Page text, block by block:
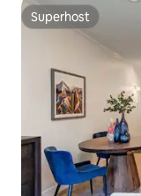
Superhost
Superhost